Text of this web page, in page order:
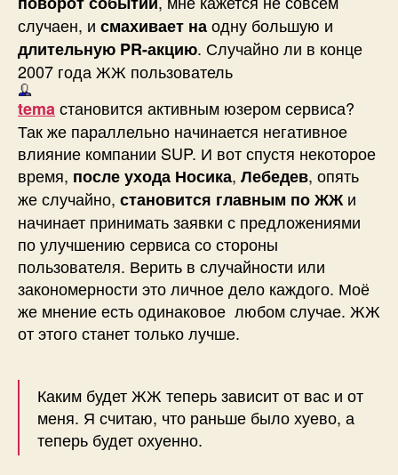
случаен, и смахивает наодну большую и
длительную PR-акцию. Случайно ли в конце
2007 года ЖЖ пользователь
temaстановится активным юзером сервиса?
Так же параллельно начинается негативное
влияние компании SUP. И вот спустя некоторое
время, после ухода Носика, Лебедев, опять
же случайно, становится главным по ЖЖ и
начинает принимать заявки с предложениями
по улучшению сервиса со стороны
пользователя. Верить в случайности или
закономерности это личное дело каждого. Моё
же мнение есть одинаковое любом случае. ЖЖ
от этого станет только лучше.
Каким будет ЖЖ теперь зависит от вас и от
меня. Я считаю, что раньше было хуево, а
теперь будет охуенно.